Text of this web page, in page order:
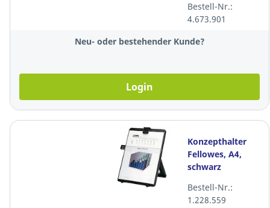
Bestell-Nr.:
4.673.901
Neu- oder bestehender Kunde?
Login
Konzepthalter
Fellowes, A4,
schwarz
Bestell-Nr.:
1.228.559